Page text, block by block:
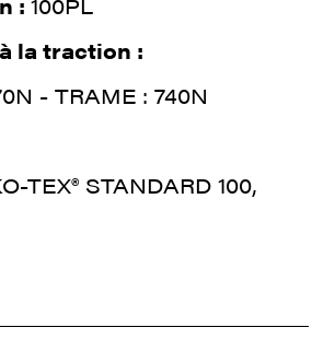
la traction :
- TRAME : 740N
TEX® STANDARD 100,